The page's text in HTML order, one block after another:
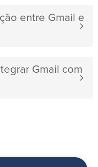
entre Gmail e
Gmail com